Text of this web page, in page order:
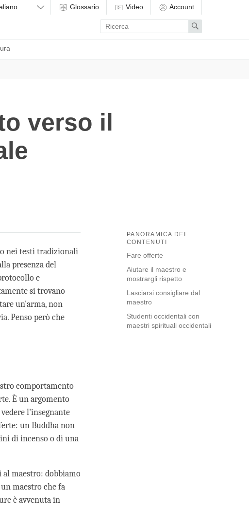
Glossario Video Account
Enter
search
term
Search
verso il
PANORAMICA DEI
CONTENUTI
Fare offerte
Aiutare il maestro e
mostrargli rispetto
Lasciarsi consigliare dal
maestro
Studenti occidentali con
maestri spirituali occidentali
nei testi tradizionali
presenza del
e
si trovano
un'arma, non
Penso però che
comportamento
È un argomento
l'insegnante
un Buddha non
di incenso o di una
maestro: dobbiamo
maestro che fa
è avvenuta in